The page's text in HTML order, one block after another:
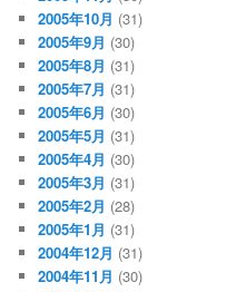
2005年10月 (31)
2005年9月 (30)
2005年8月 (31)
2005年7月 (31)
2005年6月 (30)
2005年5月 (31)
2005年4月 (30)
2005年3月 (31)
2005年2月 (28)
2005年1月 (31)
2004年12月 (31)
2004年11月 (30)